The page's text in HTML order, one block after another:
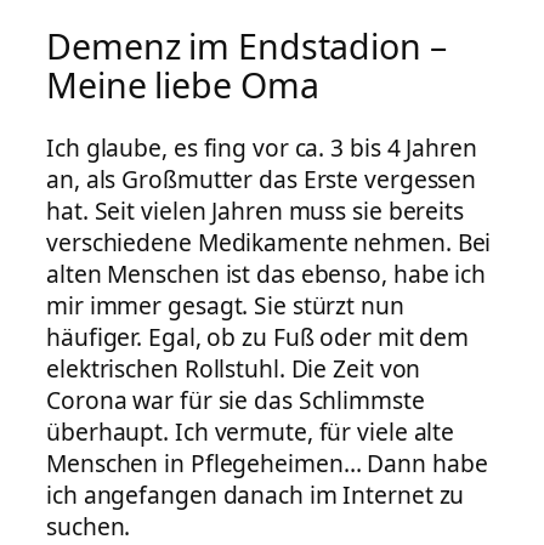
Demenz im Endstadion –
Meine liebe Oma
Ich glaube, es fing vor ca. 3 bis 4 Jahren
an, als Großmutter das Erste vergessen
hat. Seit vielen Jahren muss sie bereits
verschiedene Medikamente nehmen. Bei
alten Menschen ist das ebenso, habe ich
mir immer gesagt. Sie stürzt nun
häufiger. Egal, ob zu Fuß oder mit dem
elektrischen Rollstuhl. Die Zeit von
Corona war für sie das Schlimmste
überhaupt. Ich vermute, für viele alte
Menschen in Pflegeheimen… Dann habe
ich angefangen danach im Internet zu
suchen.